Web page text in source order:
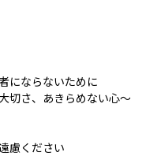
ならないために
、あきらめない心～
ください